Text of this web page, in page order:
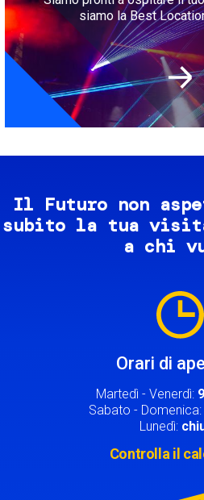
siamo la Best
Il Futuro non
subito la tua visita
a chi
Orari di
Martedì - Venerdì:
Sabato - Domenica:
Lunedì:
Controlla il